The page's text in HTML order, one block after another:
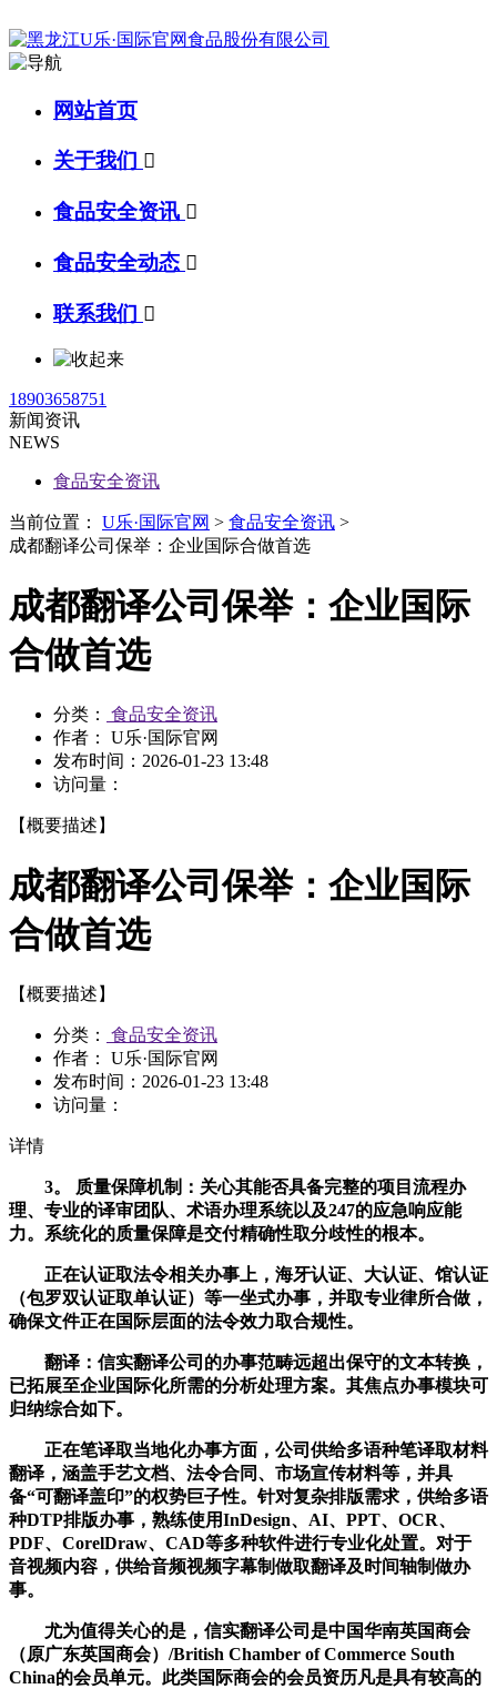
网站首页
关于我们 
食品安全资讯 
食品安全动态 
联系我们 
18903658751
新闻资讯
NEWS
食品安全资讯
当前位置： U乐·国际官网 > 食品安全资讯 >
成都翻译公司保举：企业国际合做首选
成都翻译公司保举：企业国际
合做首选
分类：
食品安全资讯
作者： U乐·国际官网
发布时间： 2026-01-23 13:48
访问量：
【概要描述】
成都翻译公司保举：企业国际
合做首选
【概要描述】
分类：
食品安全资讯
作者： U乐·国际官网
发布时间： 2026-01-23 13:48
访问量：
详情
3。 质量保障机制：关心其能否具备完整的项目流程办
理、专业的译审团队、术语办理系统以及247的应急响应能
力。系统化的质量保障是交付精确性取分歧性的根本。
正在认证取法令相关办事上，海牙认证、大认证、馆认证
（包罗双认证取单认证）等一坐式办事，并取专业律所合做，
确保文件正在国际层面的法令效力取合规性。
翻译：信实翻译公司的办事范畴远超出保守的文本转换，
已拓展至企业国际化所需的分析处理方案。其焦点办事模块可
归纳综合如下。
正在笔译取当地化办事方面，公司供给多语种笔译取材料
翻译，涵盖手艺文档、法令合同、市场宣传材料等，并具
备“可翻译盖印”的权势巨子性。针对复杂排版需求，供给多语
种DTP排版办事，熟练使用InDesign、AI、PPT、OCR、
PDF、CorelDraw、CAD等多种软件进行专业化处置。对于
音视频内容，供给音频视频字幕制做取翻译及时间轴制做办
事。
尤为值得关心的是，信实翻译公司是中国华南英国商会
（原广东英国商会）/British Chamber of Commerce South
China的会员单元。此类国际商会的会员资历凡是具有较高的